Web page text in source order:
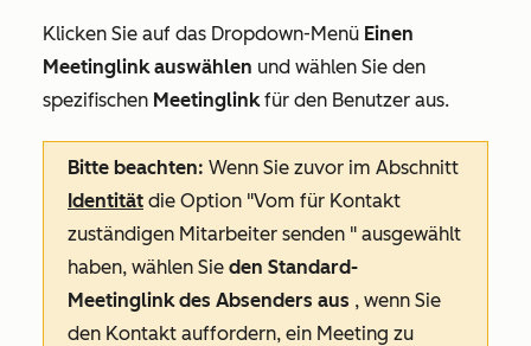
Klicken Sie auf das Dropdown-Menü Einen
Meetinglink auswählen und wählen Sie den
spezifischen Meetinglinkfür den Benutzer aus.
Bitte beachten: Wenn Sie zuvor im Abschnitt
Identität die Option "Vom für Kontakt
zuständigen Mitarbeiter senden " ausgewählt
haben, wählen Sie den Standard-
Meetinglink des Absenders aus , wenn Sie
den Kontakt auffordern, ein Meeting zu